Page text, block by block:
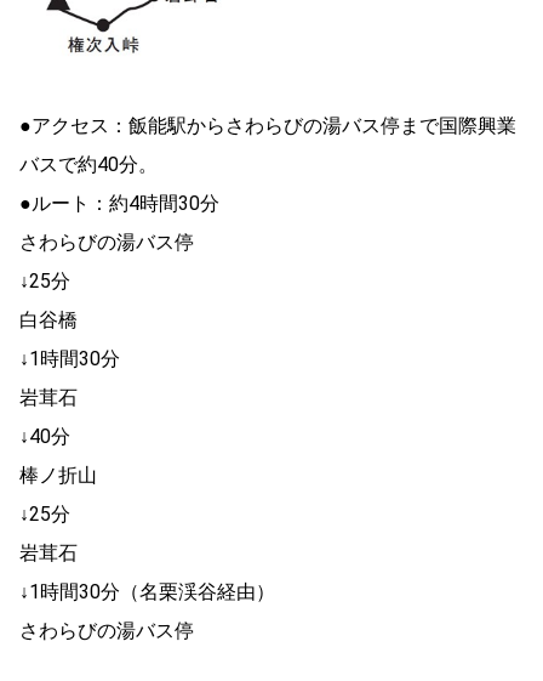
●アクセス：飯能駅からさわらびの湯バス停まで国際興業
バスで約40分。
●ルート：約4時間30分
さわらびの湯バス停
↓25分
白谷橋
↓1時間30分
岩茸石
↓40分
棒ノ折山
↓25分
岩茸石
↓1時間30分（名栗渓谷経由）
さわらびの湯バス停